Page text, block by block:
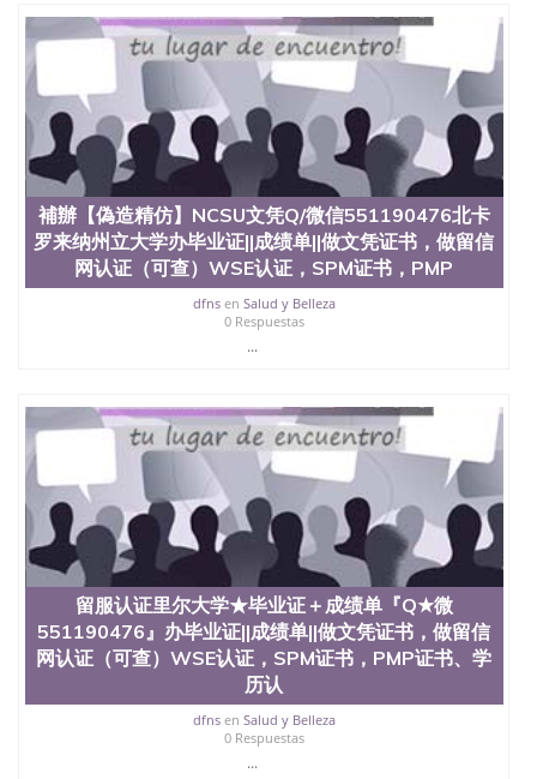
学生在哪里可以买假毕业证551190476哪里可以办理
加拿大毕业证551190476申请学校办理假的毕业证成
绩单可以吗551190476哪里可以办理水印成绩单
551190476哪里可以修改成绩单GPA分数551190476
假毕业证能查出来吗551190476假文凭网上能查到吗
551190476 如何拿到国外毕业证QQ微信551190476办
假大学毕业证QQ微信551190476国外毕业证去哪认证
QQ微信551190476找毕业证封皮QQ微信551190476国
外毕业证外壳定制QQ微信551190476快速代办国外毕
业证QQ微信551190476快速拿到国外文凭QQ微信
551190476国外留学文凭认证QQ微信551190476国外
文凭回国认证QQ微信551190476泰国文凭办理QQ微
信551190476法国留学回国证明QQ微信551190476 国
外烫金照片QQ微信551190476外国文凭在中国有用吗
QQ微信551190476德国留学回国证明QQ微信
551190476爱尔兰留学回国证明QQ微信551190476国
吗QQ微信551190476买国外文凭质量QQ微信
551190476国外本科毕业证怎么办理QQ微信
551190476国外大学文凭真制作QQ微信551190476办
国外文凭可找工作QQ微信551190476国外大学有毕业
证QQ微信551190476办理国外毕业证价格QQ微信
551190476国外编号查询QQ微信551190476办理国外
文凭要交定金吗QQ微信551190476办国外可查文凭
QQ微信551190476网上购买真文凭可信吗QQ微信
551190476学士学位证书查询机构QQ微信551190476
国外资格证书办理QQ微信551190476如何办理学历认
证QQ微信551190476海外文凭认证办理QQ微信
551190476 圣何塞州立大学（San Jose State
University, 又译为“圣荷西州立大学”）成立于1857
年，简称SJSU，是加州历史悠久的大学之一，也是美
西地区的公立大学之一。位于圣何塞市San Jose中
心，占地154公顷。它是一所位于加利福尼亚州的著
名综合性公立大学，它以极高的就业率，全美名列前
補辦【偽造精仿】NCSU文凭Q/微信551190476北卡
罗来纳州立大学办毕业证||成绩单||做文凭证书，做留信
网认证（可查）WSE认证，SPM证书，PMP
dfnsen Salud y Belleza
0 Respuestas
...
留服认证里尔大学★毕业证＋成绩单『Q★微
551190476』办毕业证||成绩单||做文凭证书，做留信
网认证（可查）WSE认证，SPM证书，PMP证书、学
历认
dfnsen Salud y Belleza
0 Respuestas
...